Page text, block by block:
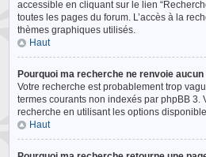
accessible en cliquant sur le lien
toutes les pages du forum. L’accès à la
thèmes graphiques utilisés.
Haut
Pourquoi ma recherche ne renvoie
Votre recherche est probablement trop
termes courants non indexés par phpBB 3.
recherche en utilisant les options
Haut